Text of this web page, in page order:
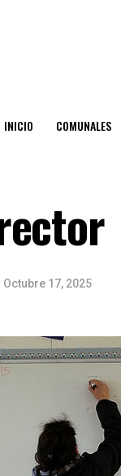
INICIO COMUNALES
Octubre 17, 2025